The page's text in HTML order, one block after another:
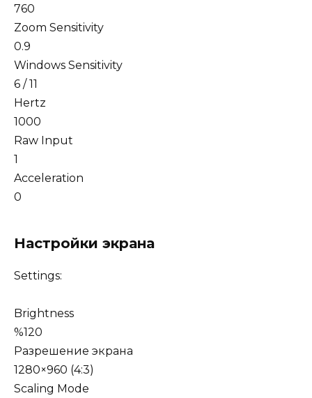
760
Zoom Sensitivity
0.9
Windows Sensitivity
6 / 11
Hertz
1000
Raw Input
1
Acceleration
0
Настройки экрана
Settings:
Brightness
%120
Разрешение экрана
1280×960 (4:3)
Scaling Mode